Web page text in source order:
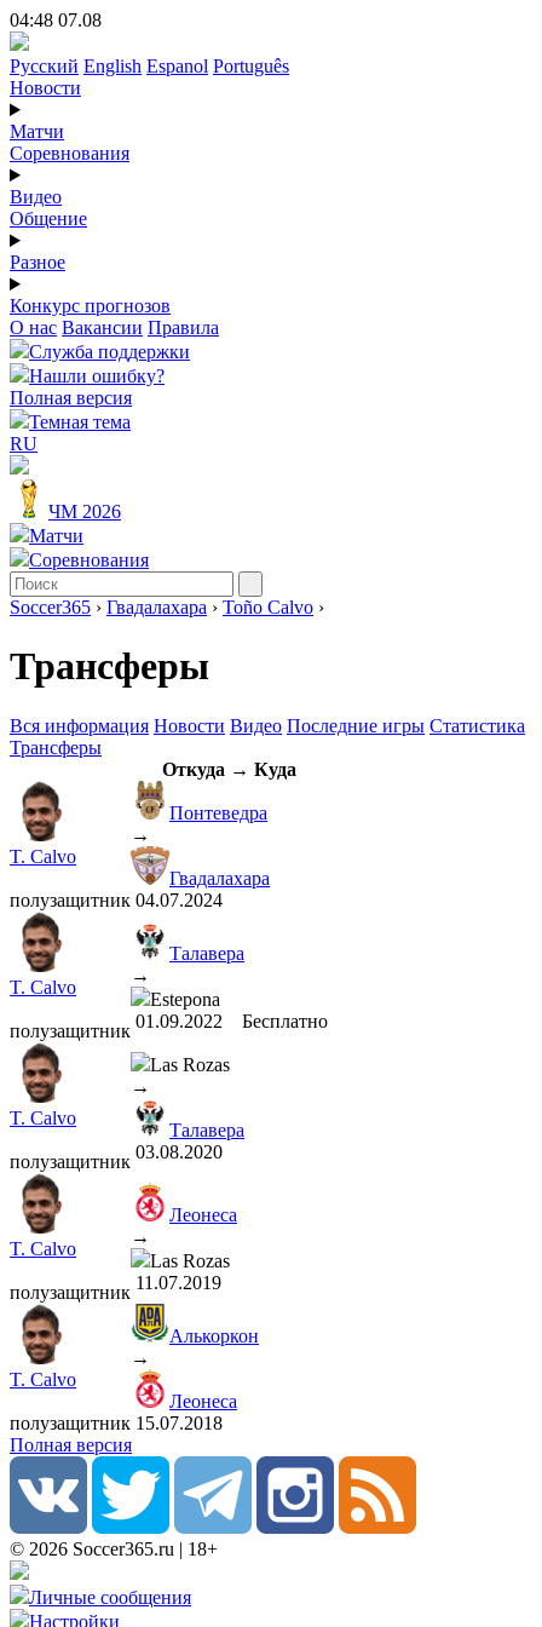
04:48 07.08
Русский English Espanol Português
Новости
Матчи
Соревнования
Видео
Общение
Разное
Конкурс прогнозов
О нас Вакансии Правила
Служба поддержки
Нашли ошибку?
Полная версия
Темная тема
RU
ЧМ 2026
Матчи
Соревнования
Soccer365 › Гвадалахара › Toño Calvo ›
Трансферы
Вся информация Новости Видео Последние игры Статистика
Трансферы
Откуда → Куда
T. Calvo
полузащитник
Понтеведра
→
Гвадалахара
04.07.2024
T. Calvo
полузащитник
Талавера
→
Estepona
01.09.2022 Бесплатно
T. Calvo
полузащитник
Las Rozas
→
Талавера
03.08.2020
T. Calvo
полузащитник
Леонеса
→
Las Rozas
11.07.2019
T. Calvo
полузащитник
Алькоркон
→
Леонеса
15.07.2018
Полная версия
© 2026 Soccer365.ru | 18+
Личные сообщения
Настройки